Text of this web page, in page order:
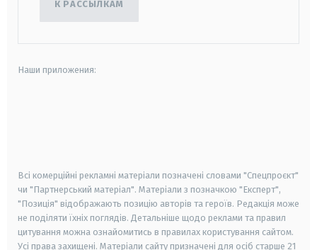
К РАССЫЛКАМ
Наши приложения:
Всі комерційні рекламні матеріали позначені словами "Спецпроєкт"
чи "Партнерський матеріал". Матеріали з позначкою "Експерт",
"Позиція" відображають позицію авторів та героїв. Редакція може
не поділяти їхніх поглядів. Детальніше щодо реклами та правил
цитування можна ознайомитись в правилах користування сайтом.
Усі права захищені. Матеріали сайту призначені для осіб старше 21